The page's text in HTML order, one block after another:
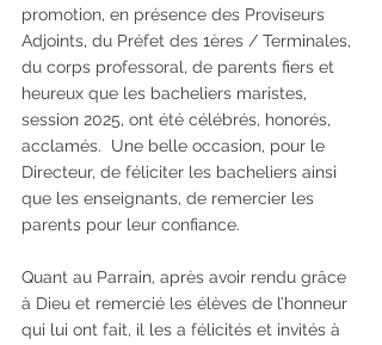
promotion, en présence des Proviseurs
Adjoints, du Préfet des 1ères / Terminales,
du corps professoral, de parents fiers et
heureux que les bacheliers maristes,
session 2025, ont été célébrés, honorés,
acclamés.  Une belle occasion, pour le
Directeur, de féliciter les bacheliers ainsi
que les enseignants, de remercier les
parents pour leur confiance.
Quant au Parrain, après avoir rendu grâce
à Dieu et remercié les élèves de l’honneur
qui lui ont fait, il les a félicités et invités à